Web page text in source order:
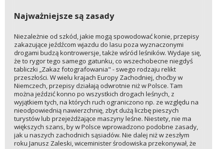
Najważniejsze są zasady
Niezależnie od szkód, jakie mogą spowodować konie, przepisy
zakazujące jeźdźcom wjazdu do lasu poza wyznaczonymi
drogami budzą kontrowersje, także wśród leśników. Wydaje się,
że to rygor tego samego gatunku, co wszechobecne niegdyś
tabliczki „Zakaz fotografowania" - swego rodzaju relikt
przeszłości. W wielu krajach Europy Zachodniej, choćby w
Niemczech, przepisy działają odwrotnie niż w Polsce. Tam
można jeździć konno po wszystkich drogach leśnych, z
wyjątkiem tych, na których ruch ograniczono np. ze względu na
nieodpowiednią nawierzchnię, zbyt dużą liczbę pieszych
turystów lub przejeżdżające maszyny leśne. Niestety, nie ma
większych szans, by w Polsce wprowadzono podobne zasady,
jak u naszych zachodnich sąsiadów. Nie dalej niż w zeszłym
roku Janusz Zaleski, wiceminister środowiska przekonywał, że